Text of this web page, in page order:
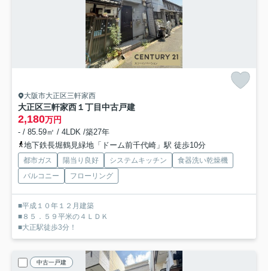
大阪市大正区三軒家西
大正区三軒家西１丁目中古戸建
2,180万円
- / 85.59㎡ / 4LDK /築27年
地下鉄長堀鶴見緑地「ドーム前千代崎」駅 徒歩10分
都市ガス 陽当り良好 システムキッチン
食器洗い乾燥機
バルコニー
フローリング
■平成１０年１２月建築
■８５．５９平米の４ＬＤＫ
■大正駅徒歩3分！
中古一戸建